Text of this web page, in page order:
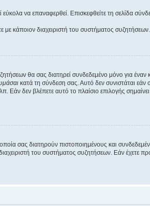
να επαναφερθεί. Επισκεφθείτε τη σελίδα
κάποιον διαχειριστή του συστήματος συζητήσεων.
θα σας διατηρεί συνδεδεμένο μόνο για
κατά τη σύνδεση σας. Αυτό δεν συνιστάται
δεν βλέπετε αυτό το πλαίσιο επιλογής
σας διατηρούν πιστοποιημένους και
του συστήματος συζητήσεων. Εάν